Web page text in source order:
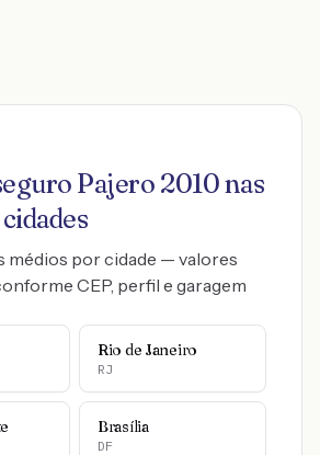
Pajero 2010nas
médios por cidade — valores
CEP, perfil e garagem
Rio de Janeiro
RJ
Brasília
DF